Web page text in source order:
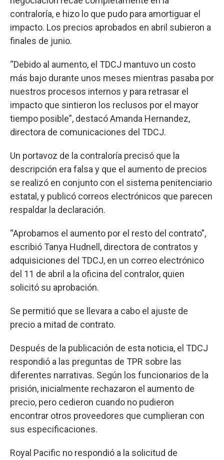
contraloría, e hizo lo que pudo para amortiguar el
impacto. Los precios aprobados en abril subieron a
finales de junio.
“Debido al aumento, el TDCJ mantuvo un costo
más bajo durante unos meses mientras pasaba por
nuestros procesos internos y para retrasar el
impacto que sintieron los reclusos por el mayor
tiempo posible”, destacó Amanda Hernandez,
directora de comunicaciones del TDCJ.
Un portavoz de la contraloría precisó que la
descripción era falsa y que el aumento de precios
se realizó en conjunto con el sistema penitenciario
estatal, y publicó correos electrónicos que parecen
respaldar la declaración.
“Aprobamos el aumento por el resto del contrato”,
escribió Tanya Hudnell, directora de contratos y
adquisiciones del TDCJ, en un correo electrónico
del 11 de abril a la oficina del contralor, quien
solicitó su aprobación.
Se permitió que se llevara a cabo el ajuste de
precio a mitad de contrato.
Después de la publicación de esta noticia, el TDCJ
respondió a las preguntas de TPR sobre las
diferentes narrativas. Según los funcionarios de la
prisión, inicialmente rechazaron el aumento de
precio, pero cedieron cuando no pudieron
encontrar otros proveedores que cumplieran con
sus especificaciones.
Royal Pacific no respondió a la solicitud de